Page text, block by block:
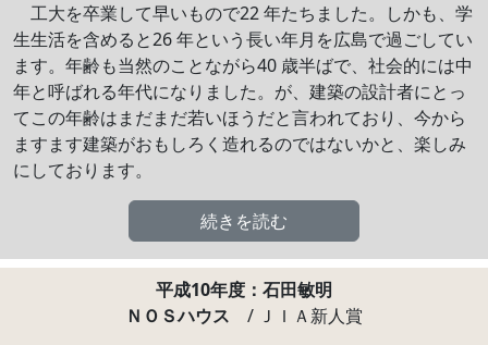
工大を卒業して早いもので22 年たちました。しかも、学
生生活を含めると26 年という長い年月を広島で過ごしてい
ます。年齢も当然のことながら40 歳半ばで、社会的には中
年と呼ばれる年代になりました。が、建築の設計者にとっ
てこの年齢はまだまだ若いほうだと言われており、今から
ますます建築がおもしろく造れるのではないかと、楽しみ
にしております。
続きを読む
平成10年度：石田敏明
ＮＯＳハウス / ＪＩＡ新人賞